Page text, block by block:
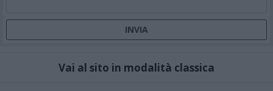
Vai al sito in modalità classica